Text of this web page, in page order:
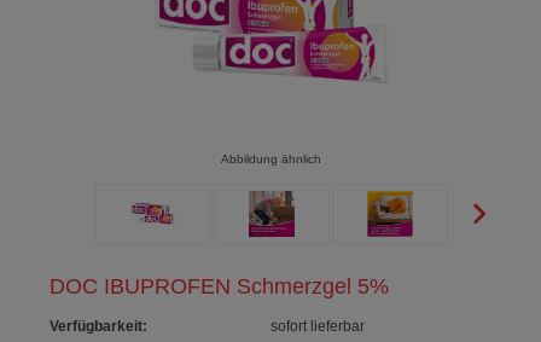
DOC IBUPROFEN Schmerzgel 5%
Verfügbarkeit:
sofort lieferbar
Abbildung ähnlich